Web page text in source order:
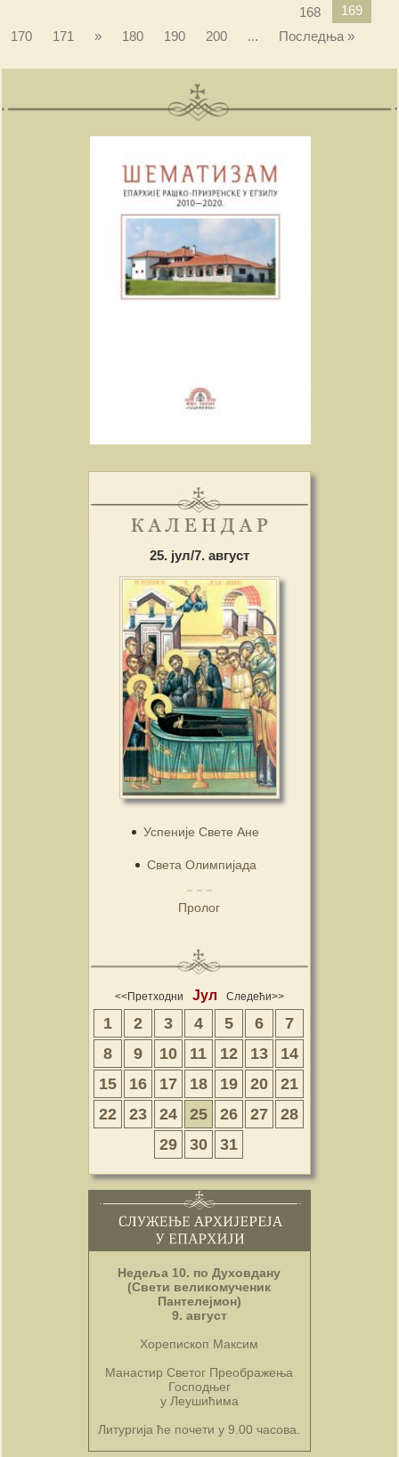
168
169
170
171 » 180 190 200 ... Последња »
25. јул/7. август
Успеније Свете Ане
Света Олимпијада
Пролог
<<Претходни Јул Следећи>>
1 2 3 4 5 6
7
8
9 10 11 12 13
14
15
16 17 18 19 20
21
22
23 24 25 26 27
28
29
30 31
Недеља 10. по Духовдану
(Свети великомученик
Пантелејмон)
9. август
Хорепископ Максим
Манастир Светог Преображења
Господњег
у Леушићима
Литургија ће почети у 9.00 часова.